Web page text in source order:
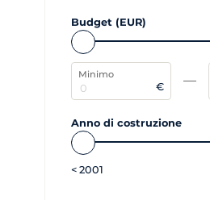
Budget (EUR)
Minimo
€
Anno di costruzione
< 2001